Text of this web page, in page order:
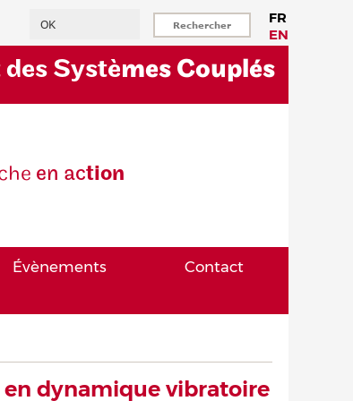
FR
EN
des Systèmes Couplés
en action
Évènements Contact
dynamique vibratoire